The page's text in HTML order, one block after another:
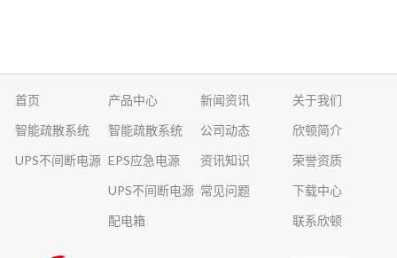
首页
智能疏散系统
UPS不间断电源
产品中心
智能疏散系统
EPS应急电源
UPS不间断电源
配电箱
新闻资讯
公司动态
资讯知识
常见问题
关于我们
欣顿简介
荣誉资质
下载中心
联系欣顿